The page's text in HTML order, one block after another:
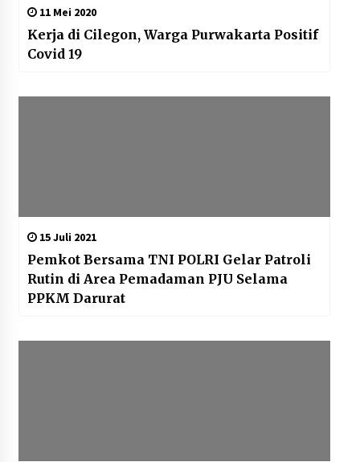
11 Mei 2020
Kerja di Cilegon, Warga Purwakarta Positif
Covid 19
15 Juli 2021
Pemkot Bersama TNI POLRI Gelar Patroli
Rutin di Area Pemadaman PJU Selama
PPKM Darurat